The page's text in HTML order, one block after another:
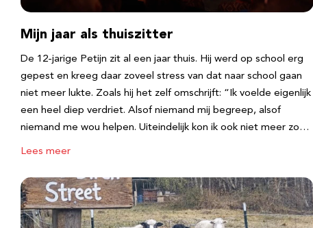
Mijn jaar als thuiszitter
De 12-jarige Petijn zit al een jaar thuis. Hij werd op school erg
gepest en kreeg daar zoveel stress van dat naar school gaan
niet meer lukte. Zoals hij het zelf omschrijft: “Ik voelde eigenlijk
een heel diep verdriet. Alsof niemand mij begreep, alsof
niemand me wou helpen. Uiteindelijk kon ik ook niet meer zo…
Lees meer